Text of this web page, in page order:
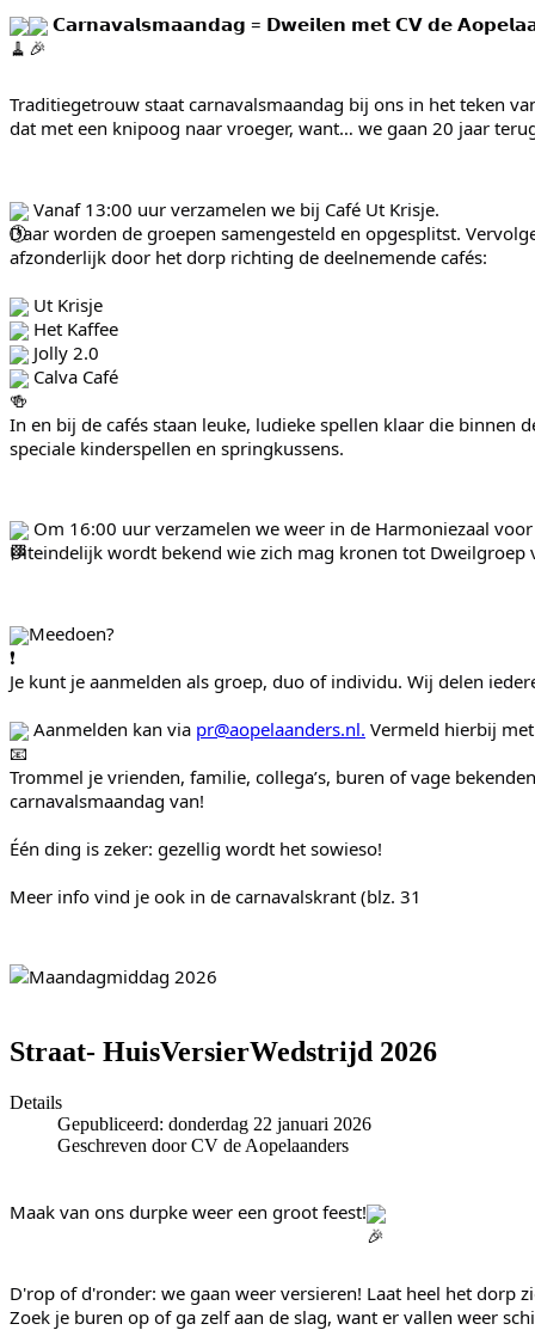
𝗖𝗮𝗿𝗻𝗮𝘃𝗮𝗹𝘀𝗺𝗮𝗮𝗻𝗱𝗮𝗴 = 𝗗𝘄𝗲𝗶𝗹𝗲𝗻 𝗺𝗲𝘁 𝗖𝗩 𝗱𝗲
Traditiegetrouw staat carnavalsmaandag bij ons in het teken
dat met een knipoog naar vroeger, want… we gaan 20 jaar
Vanaf 13:00 uur verzamelen we bij Café Ut Krisje.
Daar worden de groepen samengesteld en opgesplitst.
afzonderlijk door het dorp richting de deelnemende cafés:
Ut Krisje
Het Kaffee
Jolly 2.0
Calva Café
In en bij de cafés staan leuke, ludieke spellen klaar die binnen
speciale kinderspellen en springkussens.
Om 16:00 uur verzamelen we weer in de Harmoniezaal
Uiteindelijk wordt bekend wie zich mag kronen tot Dweilgroep
Meedoen?
Je kunt je aanmelden als groep, duo of individu. Wij delen
Aanmelden kan via pr@aopelaanders.nl. Vermeld hierbij
Trommel je vrienden, familie, collega’s, buren of vage
carnavalsmaandag van!
Één ding is zeker: gezellig wordt het sowieso!
Meer info vind je ook in de carnavalskrant (blz. 31
Straat- HuisVersierWedstrijd 2026
Details
Gepubliceerd: donderdag 22 januari 2026
Geschreven door CV de Aopelaanders
Maak van ons durpke weer een groot feest!
D'rop of d'ronder: we gaan weer versieren! Laat heel het dorp
Zoek je buren op of ga zelf aan de slag, want er vallen weer